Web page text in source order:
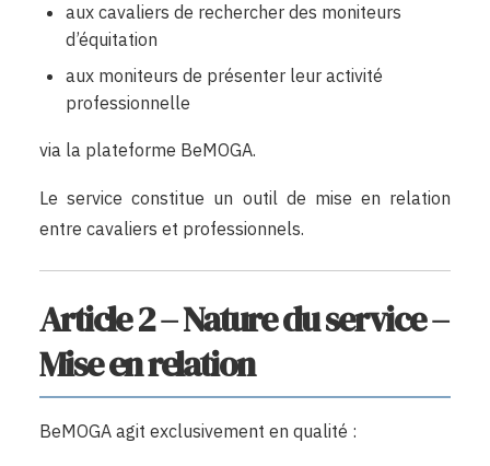
aux cavaliers de rechercher des moniteurs
d’équitation
aux moniteurs de présenter leur activité
professionnelle
via la plateforme BeMOGA.
Le service constitue un outil de mise en relation
entre cavaliers et professionnels.
Article 2 – Nature du service –
Mise en relation
BeMOGA agit exclusivement en qualité :